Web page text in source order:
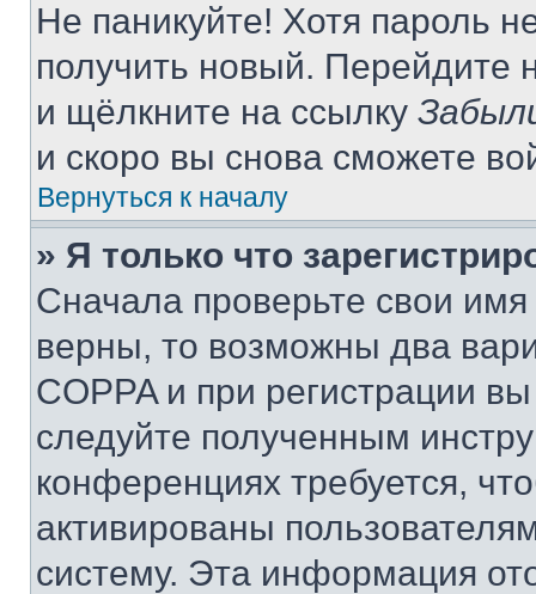
Не паникуйте! Хотя пароль
получить новый. Перейдите
и щёлкните на ссылку
и скоро вы снова сможете
Вернуться к началу
» Я только что
Сначала проверьте свои
верны, то возможны два
COPPA и при регистрации
следуйте полученным
конференциях требуется,
активированы
систему. Эта информация